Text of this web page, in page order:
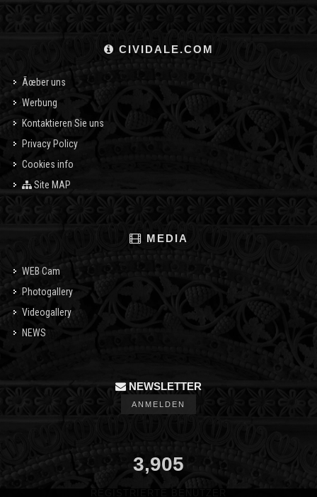
CIVIDALE.COM
Ãœber uns
Werbung
Kontaktieren Sie uns
Privacy Policy
Cookies info
Site MAP
MEDIA
WEB Cam
Photogallery
Videogallery
NEWS
NEWSLETTER
ANMELDEN
3,905